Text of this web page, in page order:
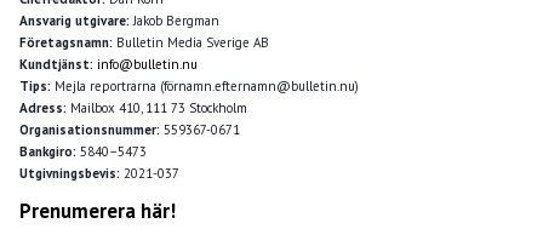
Ansvarig utgivare: Jakob Bergman
Företagsnamn: Bulletin Media Sverige AB
Kundtjänst: info@bulletin.nu
Tips: Mejla reportrarna (förnamn.efternamn@bulletin.nu)
Adress: Mailbox 410, 111 73 Stockholm
Organisationsnummer: 559367-0671
Bankgiro: 5840–5473
Utgivningsbevis: 2021-037
Prenumerera här!